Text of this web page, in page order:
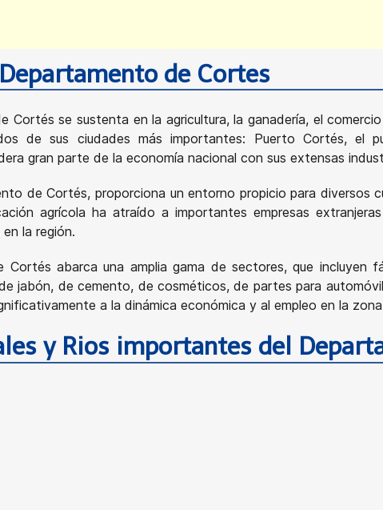
de Cortes
se sustenta en la agricultura, la ganadería, el
de sus ciudades más importantes: Puerto Cortés, el
gran parte de la economía nacional con sus extensas
de Cortés, proporciona un entorno propicio para diversos
agrícola ha atraído a importantes empresas
la región.
abarca una amplia gama de sectores, que incluyen
jabón, de cemento, de cosméticos, de partes para
a la dinámica económica y al empleo en la
y Rios importantes del